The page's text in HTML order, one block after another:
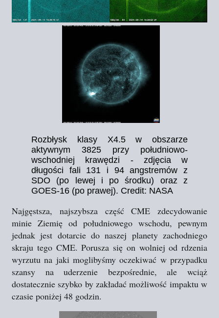
Rozbłysk klasy X4.5 w obszarze
aktywnym 3825 przy południowo-
wschodniej krawędzi - zdjęcia w
długości fali 131 i 94 angstremów z
SDO (po lewej i po środku) oraz z
GOES-16 (po prawej). Credit: NASA
Najgęstsza, najszybsza część CME zdecydowanie
minie Ziemię od południowego wschodu, pewnym
jednak jest dotarcie do naszej planety zachodniego
skraju tego CME. Porusza się on wolniej od rdzenia
wyrzutu na jaki moglibyśmy oczekiwać w przypadku
szansy na uderzenie bezpośrednie, ale wciąż
dostatecznie szybko by zakładać możliwość impaktu w
czasie poniżej 48 godzin.